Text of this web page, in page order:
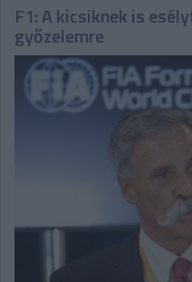
F1: A kicsiknek is
győzelemre